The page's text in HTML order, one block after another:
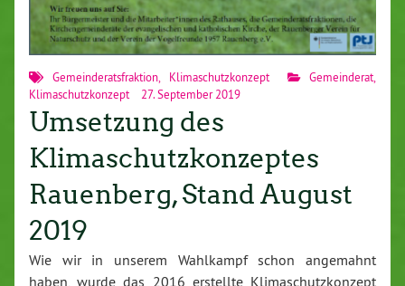
Gemeinderatsfraktion, Klimaschutzkonzept Gemeinderat,
Klimaschutzkonzept
27. September 2019
Umsetzung des
Klimaschutzkonzeptes
Rauenberg, Stand August
2019
Wie wir in unserem Wahlkampf schon angemahnt
haben, wurde das 2016 erstellte Klimaschutzkonzept